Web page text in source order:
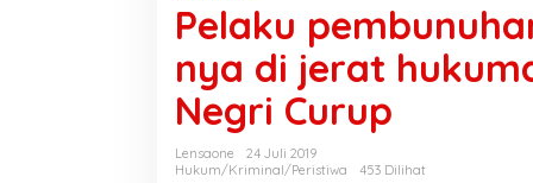
k
p
Pelaku
nya di jerat
Negri Curup
Lensaone
24 Juli 2019
Hukum/Kriminal/Peristiwa
453 Dilihat